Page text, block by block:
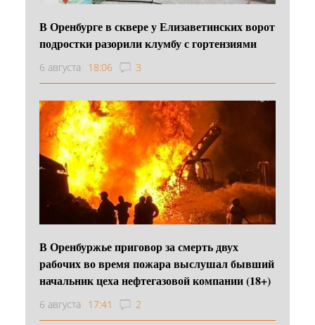
В Оренбурге в сквере у Елизаветинских ворот
подростки разорили клумбу с гортензиями
6 августа 18:06 3
В Оренбуржье приговор за смерть двух
рабочих во время пожара выслушал бывший
начальник цеха нефтегазовой компании (18+)
6 августа 17:41 2